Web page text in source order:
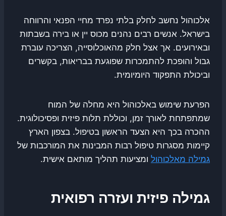
אלכוהול נחשב לחלק בלתי נפרד מחיי הפנאי והרווחה
בישראל. אנשים רבים נהנים מכוס יין או בירה בשבתות
ובאירועים. אך אצל חלק מהאוכלוסייה, הצריכה עוברת
גבול והופכת להתמכרות שפוגעת בבריאות, בקשרים
וביכולת התפקוד היומיומית.
הפרעת שימוש באלכוהול היא מחלה של המוח
שמתפתחת לאורך זמן, וכוללת תלות פיזית ופסיכולוגית.
ההכרה בכך היא הצעד הראשון בטיפול. בצפון הארץ
קיימות מסגרות טיפול רבות המבינות את המורכבות של
גמילה מאלכוהול ומציעות תהליך מותאם אישית.
גמילה פיזית ועזרה רפואית